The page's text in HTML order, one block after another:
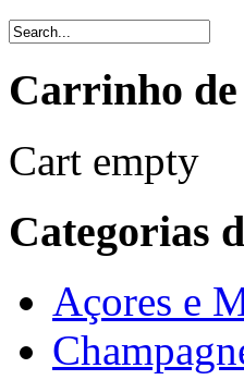
Carrinho
Cart empty
Categorias
Açores e